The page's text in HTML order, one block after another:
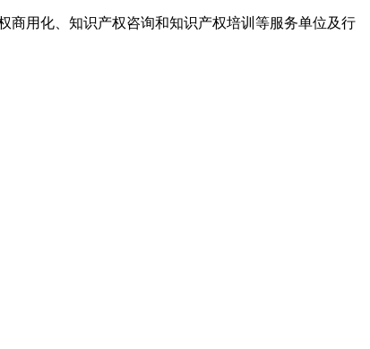
商用化、知识产权咨询和知识产权培训等服务单位及行